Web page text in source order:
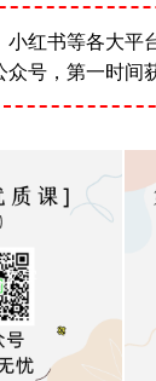
小红书等各大平
众号，第一时间